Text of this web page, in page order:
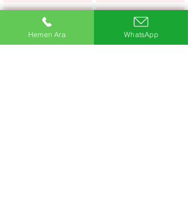
Tunceli
Van
Uşak
Yalova
Hemen Ara WhatsApp